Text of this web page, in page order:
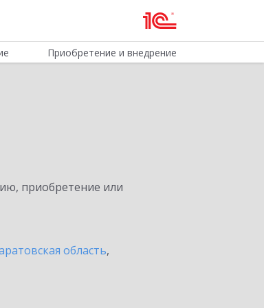
Приобретение и внедрение
приобретение или
область,